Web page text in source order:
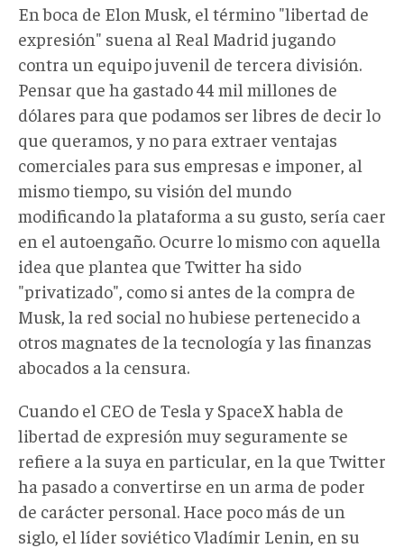
En boca de Elon Musk, el término "libertad de
expresión" suena al Real Madrid jugando
contra un equipo juvenil de tercera división.
Pensar que ha gastado 44 mil millones de
dólares para que podamos ser libres de decir lo
que queramos, y no para extraer ventajas
comerciales para sus empresas e imponer, al
mismo tiempo, su visión del mundo
modificando la plataforma a su gusto, sería caer
en el autoengaño. Ocurre lo mismo con aquella
idea que plantea que Twitter ha sido
"privatizado", como si antes de la compra de
Musk, la red social no hubiese pertenecido a
otros magnates de la tecnología y las finanzas
abocados a la censura.
Cuando el CEO de Tesla y SpaceX habla de
libertad de expresión muy seguramente se
refiere a la suya en particular, en la que Twitter
ha pasado a convertirse en un arma de poder
de carácter personal. Hace poco más de un
siglo, el líder soviético Vladímir Lenin, en su